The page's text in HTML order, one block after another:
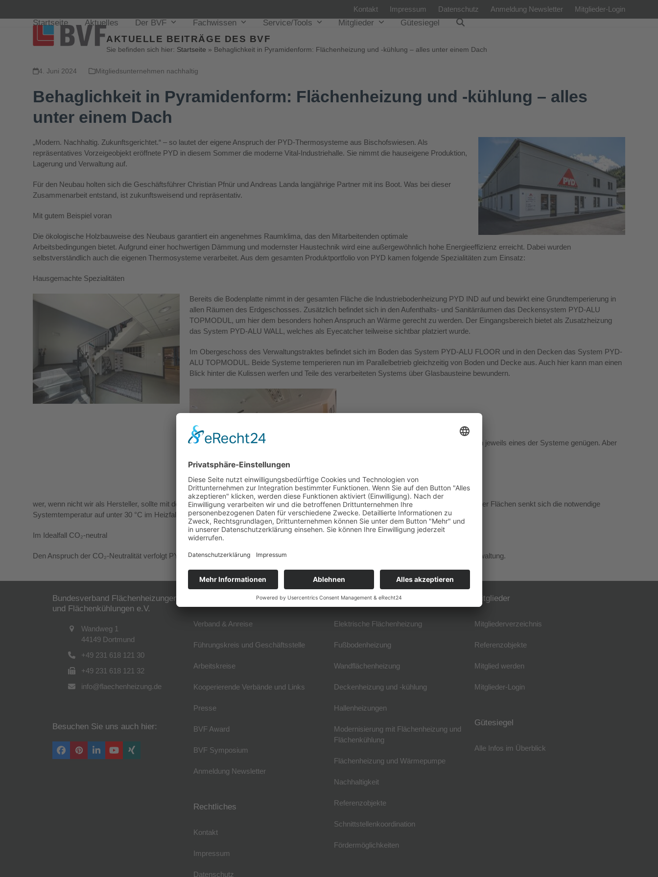
Kontakt Impressum Datenschutz Anmeldung Newsletter Mitglieder-Login
Startseite Aktuelles Der BVF Fachwissen Service/Tools Mitglieder Gütesiegel
AKTUELLE BEITRÄGE DES BVF
Sie befinden sich hier: Startseite » Behaglichkeit in Pyramidenform: Flächenheizung und -kühlung – alles unter einem Dach
4. Juni 2024 Mitgliedsunternehmen nachhaltig
Behaglichkeit in Pyramidenform: Flächenheizung und -kühlung – alles
unter einem Dach
„Modern. Nachhaltig. Zukunftsgerichtet.“ – so lautet der eigene Anspruch der PYD-Thermosysteme aus Bischofswiesen. Als
repräsentatives Vorzeigeobjekt eröffnete PYD in diesem Sommer die moderne Vital-Industriehalle. Sie nimmt die hauseigene Produktion,
Lagerung und Verwaltung auf.
Für den Neubau holten sich die Geschäftsführer Christian Pfnür und Andreas Landa langjährige Partner mit ins Boot. Was bei dieser
Zusammenarbeit entstand, ist zukunftsweisend und repräsentativ.
Mit gutem Beispiel voran
Die ökologische Holzbauweise des Neubaus garantiert ein angenehmes Raumklima, das den Mitarbeitenden optimale
Arbeitsbedingungen bietet. Aufgrund einer hochwertigen Dämmung und modernster Haustechnik wird eine außergewöhnlich hohe Energieeffizienz erreicht. Dabei wurden
selbstverständlich auch die eigenen Thermosysteme verarbeitet. Aus dem gesamten Produktportfolio von PYD kamen folgende Spezialitäten zum Einsatz:
Hausgemachte Spezialitäten
Bereits die Bodenplatte nimmt in der gesamten Fläche die Industriebodenheizung PYD IND auf und bewirkt eine Grundtemperierung in
allen Räumen des Erdgeschosses. Zusätzlich befindet sich in den Aufenthalts- und Sanitärräumen das Deckensystem PYD-ALU
TOPMODUL, um hier dem besonders hohen Anspruch an Wärme gerecht zu werden. Der Eingangsbereich bietet als Zusatzheizung
das System PYD-ALU WALL, welches als Eyecatcher teilweise sichtbar platziert wurde.
Im Obergeschoss des Verwaltungstraktes befindet sich im Boden das System PYD-ALU FLOOR und in den Decken das System PYD-
ALU TOPMODUL. Beide Systeme temperieren nun im Parallelbetrieb gleichzeitig von Boden und Decke aus. Auch hier kann man einen
Blick hinter die Kulissen werfen und Teile des verarbeiteten Systems über Glasbausteine bewundern.
„Grundsätzlich würde zum Heizen und Kühlen jeweils eines der Systeme genügen. Aber
wer, wenn nicht wir als Hersteller, sollte mit dem Optimum an Energieeffizienz bauen“, erzählt Christian Pfnür stolz. Durch die Verdoppelung der Flächen senkt sich die notwendige
Systemtemperatur auf unter 30 °C im Heizfall. Damit wird eine optimale thermische Behaglichkeit erzielt und jede Menge Energie gespart.
Im Idealfall CO₂-neutral
Den Anspruch der CO₂-Neutralität verfolgt PYD bei diesem besonderen Projekt durch selbsterzeugten Solarstrom für die Produktion und Verwaltung.
Bundesverband Flächenheizungen
und Flächenkühlungen e.V.
Wandweg 1
44149 Dortmund
+49 231 618 121 30
+49 231 618 121 32
info@flaechenheizung.de
Besuchen Sie uns auch hier:
Facebook
PinterestLinkedInYouTube
Xing
Verband & Anreise
Führungskreis und Geschäftsstelle
Arbeitskreise
Kooperierende Verbände und Links
Presse
BVF Award
BVF Symposium
Anmeldung Newsletter
Rechtliches
Kontakt
Impressum
Datenschutz
Fachwissen
Elektrische Flächenheizung
Fußbodenheizung
Wandflächenheizung
Deckenheizung und -kühlung
Hallenheizungen
Modernisierung mit Flächenheizung und
Flächenkühlung
Flächenheizung und Wärmepumpe
Nachhaltigkeit
Referenzobjekte
Schnittstellenkoordination
Fördermöglichkeiten
Mitglieder
Mitgliederverzeichnis
Referenzobjekte
Mitglied werden
Mitglieder-Login
Gütesiegel
Alle Infos im Überblick